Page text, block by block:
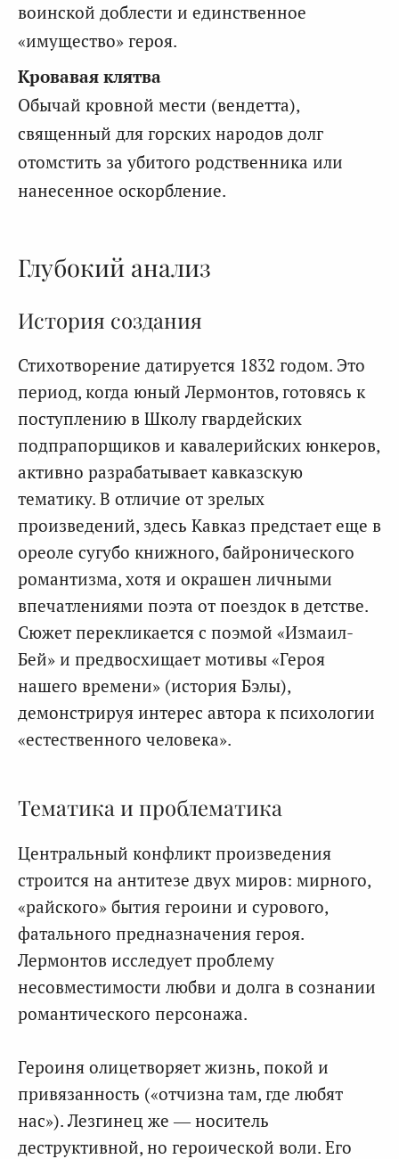
воинской доблести и единственное
«имущество» героя.
Кровавая клятва
Обычай кровной мести (вендетта),
священный для горских народов долг
отомстить за убитого родственника или
нанесенное оскорбление.
Глубокий анализ
История создания
Стихотворение датируется 1832 годом. Это
период, когда юный Лермонтов, готовясь к
поступлению в Школу гвардейских
подпрапорщиков и кавалерийских юнкеров,
активно разрабатывает кавказскую
тематику. В отличие от зрелых
произведений, здесь Кавказ предстает еще в
ореоле сугубо книжного, байронического
романтизма, хотя и окрашен личными
впечатлениями поэта от поездок в детстве.
Сюжет перекликается с поэмой «Измаил-
Бей» и предвосхищает мотивы «Героя
нашего времени» (история Бэлы),
демонстрируя интерес автора к психологии
«естественного человека».
Тематика и проблематика
Центральный конфликт произведения
строится на антитезе двух миров: мирного,
«райского» бытия героини и сурового,
фатального предназначения героя.
Лермонтов исследует проблему
несовместимости любви и долга в сознании
романтического персонажа.
Героиня олицетворяет жизнь, покой и
привязанность («отчизна там, где любят
нас»). Лезгинец же — носитель
деструктивной, но героической воли. Его